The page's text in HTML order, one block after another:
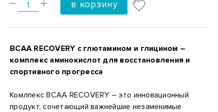
в корзину
BCAA RECOVERY с глютамином и глицином –
комплекс аминокислот для восстановления и
спортивного прогресса
Комлпекс BCAA RECOVERY – это инновационный
продукт, сочетающий важнейшие незаменимые